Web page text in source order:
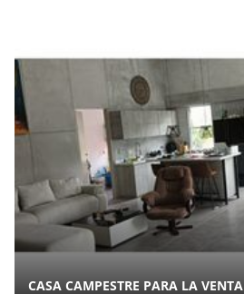
CASA CAMPESTRE PARA LA